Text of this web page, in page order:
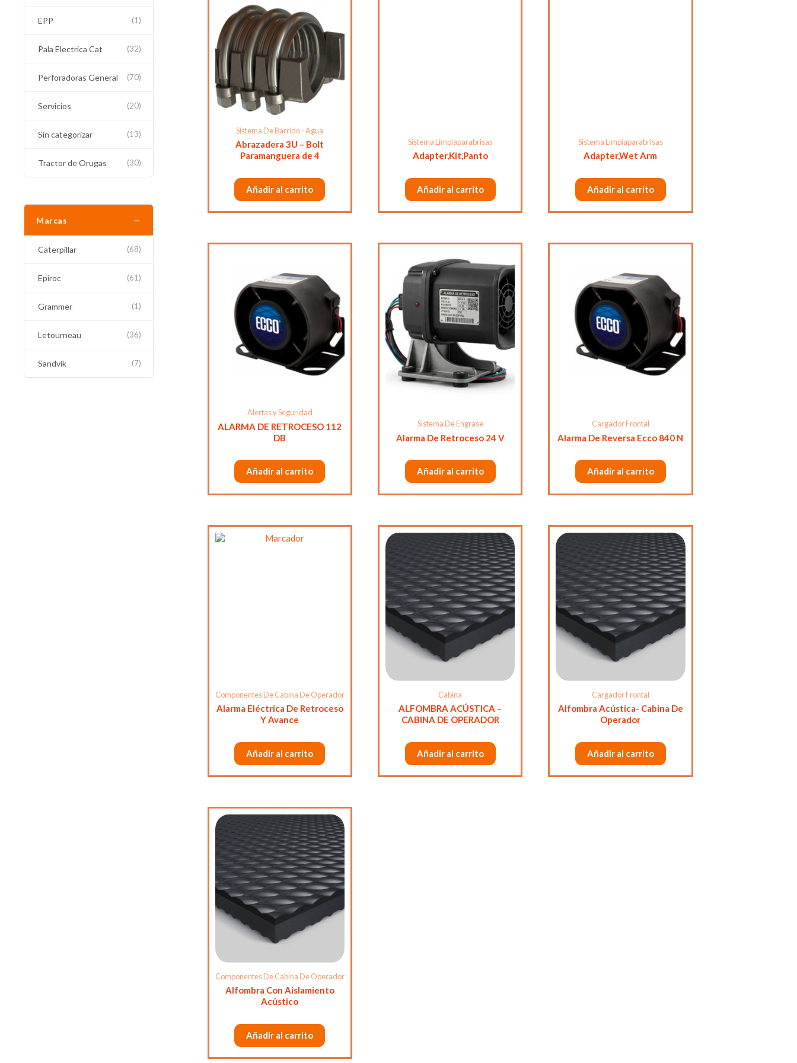
EPP (1)
Pala Electrica Cat (32)
Perforadoras General (70)
Servicios (20)
Sin categorizar (13)
Tractor de Orugas (30)
Marcas −
Caterpillar (68)
Epiroc (61)
Grammer (1)
Letourneau (36)
Sandvik (7)
Sistema De Barrido - Agua
Abrazadera 3U – Bolt
Paramanguera de 4
Añadir al carrito
Sistema Limpiaparabrisas
Adapter,Kit,Panto
Añadir al carrito
Sistema Limpiaparabrisas
Adapter,Wet Arm
Añadir al carrito
Alertas y Seguridad
ALARMA DE RETROCESO 112
DB
Añadir al carrito
Sistema De Engrase
Alarma De Retroceso 24 V
Añadir al carrito
Cargador Frontal
Alarma De Reversa Ecco 840 N
Añadir al carrito
Componentes De Cabina De Operador
Alarma Eléctrica De Retroceso
Y Avance
Añadir al carrito
Cabina
ALFOMBRA ACÚSTICA –
CABINA DE OPERADOR
Añadir al carrito
Cargador Frontal
Alfombra Acústica- Cabina De
Operador
Añadir al carrito
Componentes De Cabina De Operador
Alfombra Con Aislamiento
Acústico
Añadir al carrito